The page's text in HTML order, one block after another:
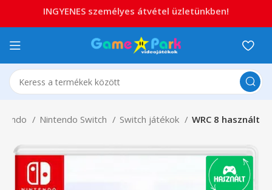
Nintendo Switch Switch játékok WRC 8 használt
INGYENES személyes átvétel üzletünkben!